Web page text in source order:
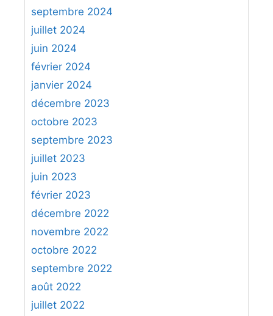
septembre 2024
juillet 2024
juin 2024
février 2024
janvier 2024
décembre 2023
octobre 2023
septembre 2023
juillet 2023
juin 2023
février 2023
décembre 2022
novembre 2022
octobre 2022
septembre 2022
août 2022
juillet 2022